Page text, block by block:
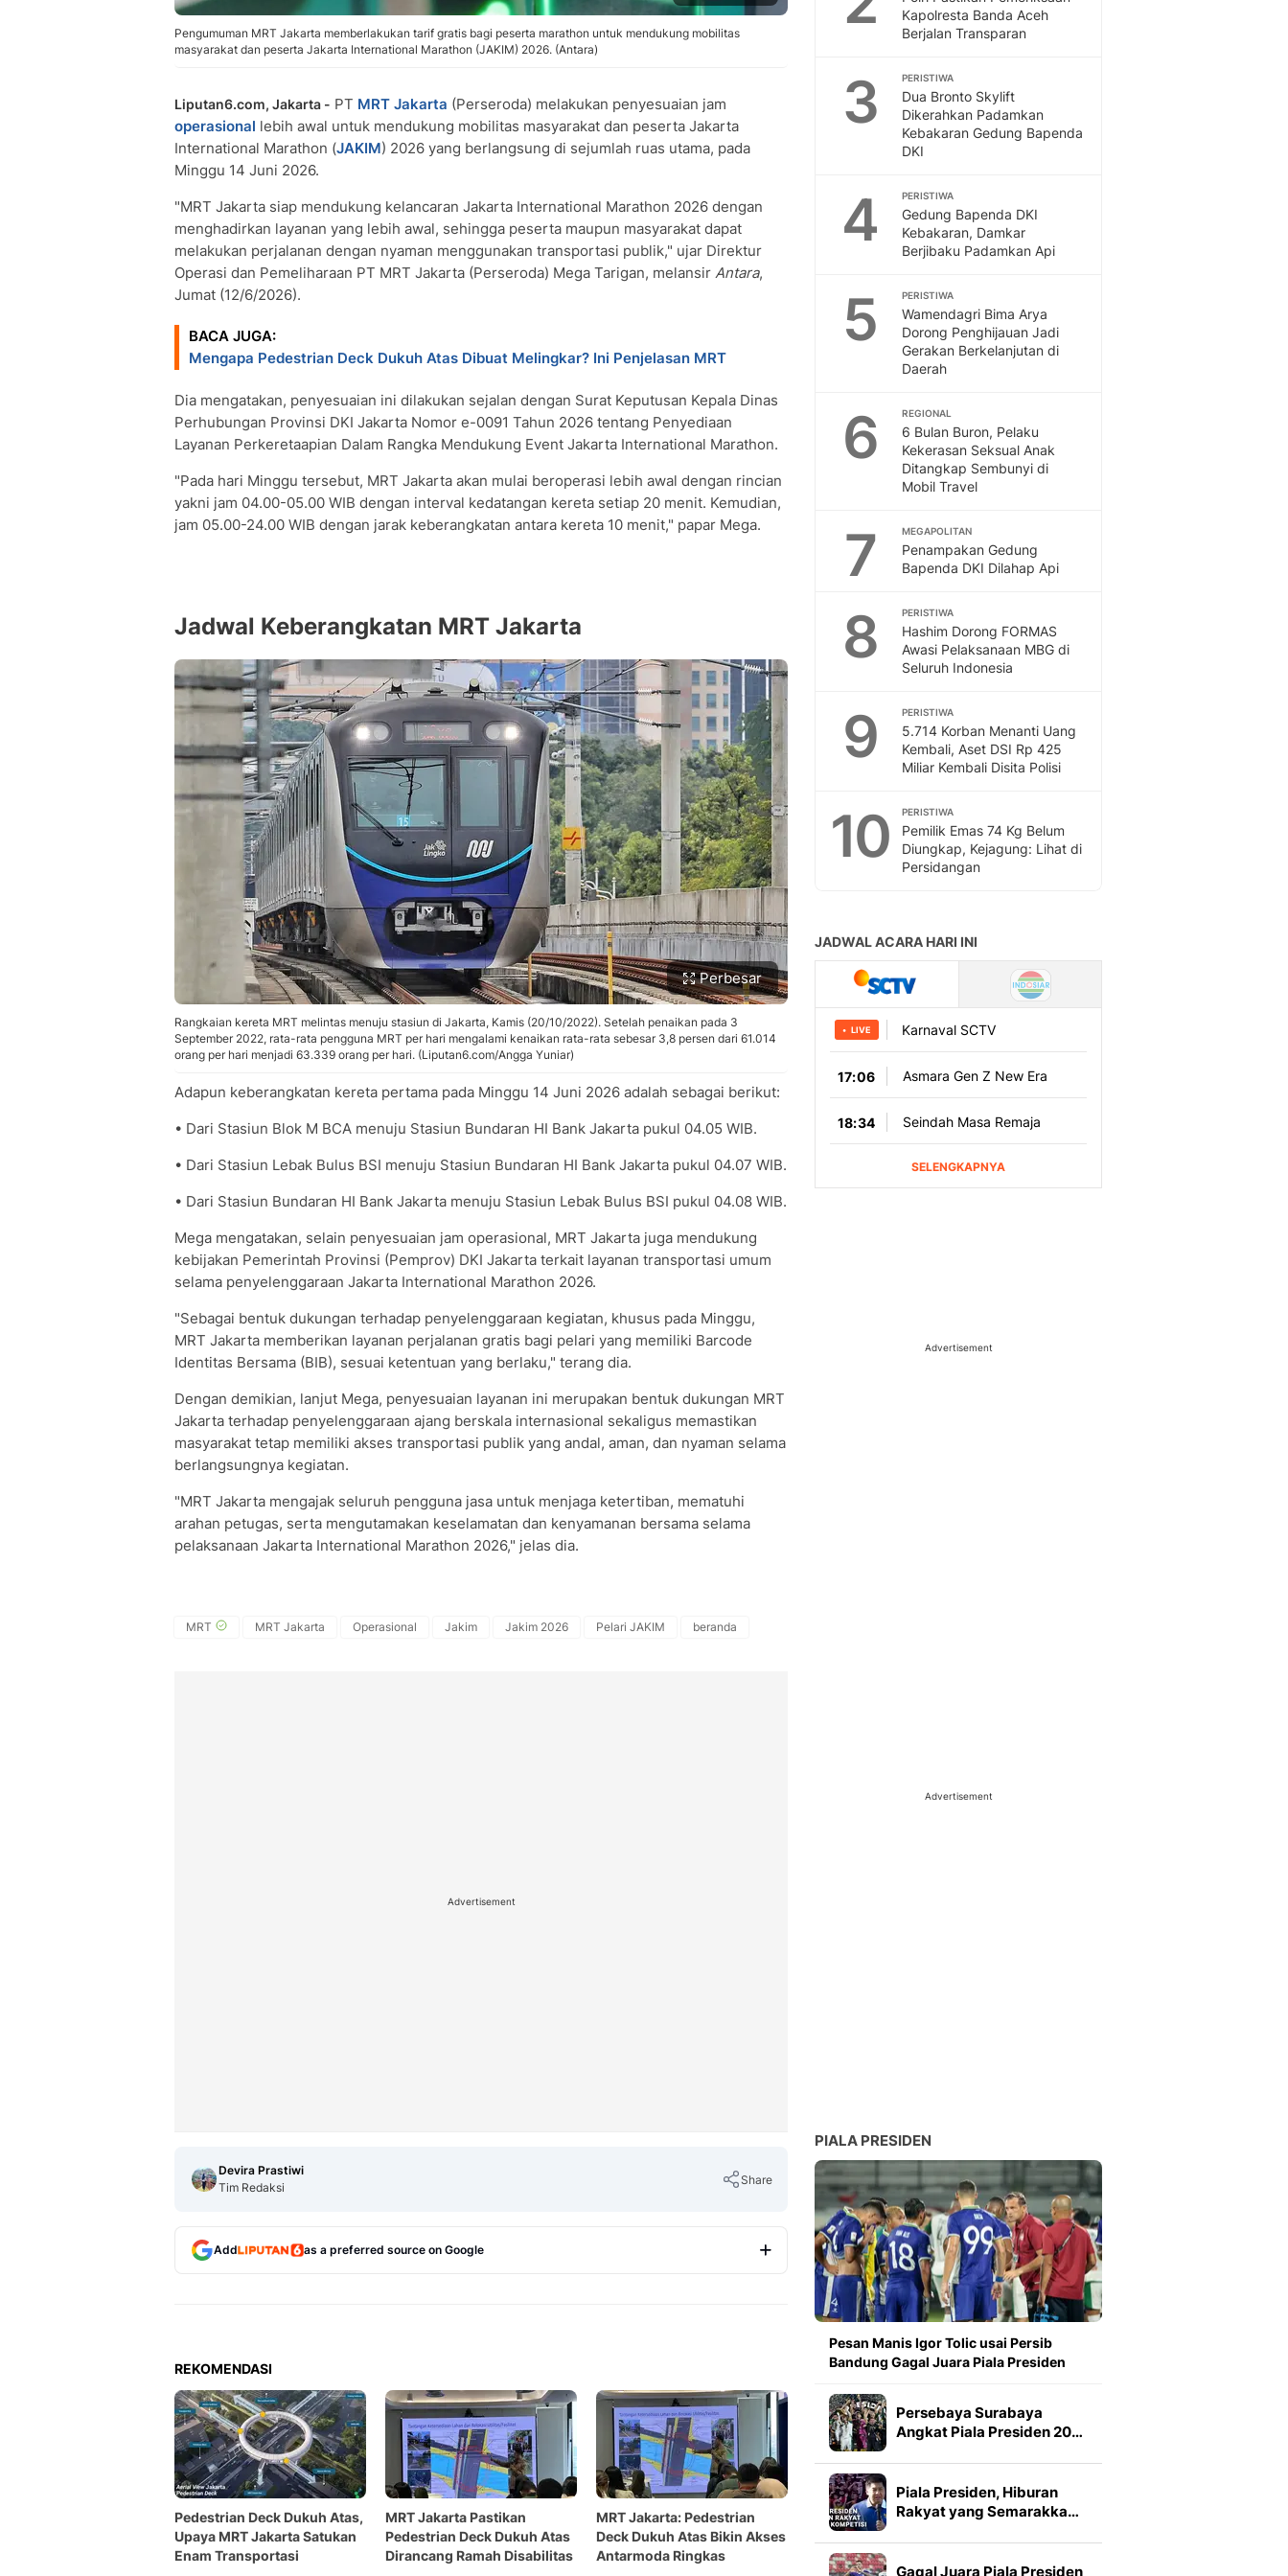
Pengumuman MRT Jakarta memberlakukan tarif gratis bagi peserta marathon untuk mendukung mobilitas
masyarakat dan peserta Jakarta International Marathon (JAKIM) 2026. (Antara)
Liputan6.com, Jakarta - PT MRT Jakarta (Perseroda) melakukan penyesuaian jam
operasional lebih awal untuk mendukung mobilitas masyarakat dan peserta Jakarta
International Marathon (JAKIM) 2026 yang berlangsung di sejumlah ruas utama, pada
Minggu 14 Juni 2026.
"MRT Jakarta siap mendukung kelancaran Jakarta International Marathon 2026 dengan
menghadirkan layanan yang lebih awal, sehingga peserta maupun masyarakat dapat
melakukan perjalanan dengan nyaman menggunakan transportasi publik," ujar Direktur
Operasi dan Pemeliharaan PT MRT Jakarta (Perseroda) Mega Tarigan, melansir Antara,
Jumat (12/6/2026).
BACA JUGA:
Mengapa Pedestrian Deck Dukuh Atas Dibuat Melingkar? Ini Penjelasan MRT
Dia mengatakan, penyesuaian ini dilakukan sejalan dengan Surat Keputusan Kepala Dinas
Perhubungan Provinsi DKI Jakarta Nomor e-0091 Tahun 2026 tentang Penyediaan
Layanan Perkeretaapian Dalam Rangka Mendukung Event Jakarta International Marathon.
"Pada hari Minggu tersebut, MRT Jakarta akan mulai beroperasi lebih awal dengan rincian
yakni jam 04.00-05.00 WIB dengan interval kedatangan kereta setiap 20 menit. Kemudian,
jam 05.00-24.00 WIB dengan jarak keberangkatan antara kereta 10 menit," papar Mega.
Jadwal Keberangkatan MRT Jakarta
Perbesar
Rangkaian kereta MRT melintas menuju stasiun di Jakarta, Kamis (20/10/2022). Setelah penaikan pada 3
September 2022, rata-rata pengguna MRT per hari mengalami kenaikan rata-rata sebesar 3,8 persen dari 61.014
orang per hari menjadi 63.339 orang per hari. (Liputan6.com/Angga Yuniar)
Adapun keberangkatan kereta pertama pada Minggu 14 Juni 2026 adalah sebagai berikut:
• Dari Stasiun Blok M BCA menuju Stasiun Bundaran HI Bank Jakarta pukul 04.05 WIB.
• Dari Stasiun Lebak Bulus BSI menuju Stasiun Bundaran HI Bank Jakarta pukul 04.07 WIB.
• Dari Stasiun Bundaran HI Bank Jakarta menuju Stasiun Lebak Bulus BSI pukul 04.08 WIB.
Mega mengatakan, selain penyesuaian jam operasional, MRT Jakarta juga mendukung
kebijakan Pemerintah Provinsi (Pemprov) DKI Jakarta terkait layanan transportasi umum
selama penyelenggaraan Jakarta International Marathon 2026.
"Sebagai bentuk dukungan terhadap penyelenggaraan kegiatan, khusus pada Minggu,
MRT Jakarta memberikan layanan perjalanan gratis bagi pelari yang memiliki Barcode
Identitas Bersama (BIB), sesuai ketentuan yang berlaku," terang dia.
Dengan demikian, lanjut Mega, penyesuaian layanan ini merupakan bentuk dukungan MRT
Jakarta terhadap penyelenggaraan ajang berskala internasional sekaligus memastikan
masyarakat tetap memiliki akses transportasi publik yang andal, aman, dan nyaman selama
berlangsungnya kegiatan.
"MRT Jakarta mengajak seluruh pengguna jasa untuk menjaga ketertiban, mematuhi
arahan petugas, serta mengutamakan keselamatan dan kenyamanan bersama selama
pelaksanaan Jakarta International Marathon 2026," jelas dia.
MRT MRT Jakarta Operasional Jakim Jakim 2026 Pelari JAKIM beranda
Advertisement
Devira Prastiwi
Tim Redaksi
Share
Add as a preferred source on Google
REKOMENDASI
Pedestrian Deck Dukuh Atas,
Upaya MRT Jakarta Satukan
Enam Transportasi
MRT Jakarta Pastikan
Pedestrian Deck Dukuh Atas
Dirancang Ramah Disabilitas
MRT Jakarta: Pedestrian
Deck Dukuh Atas Bikin Akses
Antarmoda Ringkas
Kapolresta Banda Aceh
Berjalan Transparan
3 PERISTIWA
Dua Bronto Skylift
Dikerahkan Padamkan
Kebakaran Gedung Bapenda
DKI
4 PERISTIWA
Gedung Bapenda DKI
Kebakaran, Damkar
Berjibaku Padamkan Api
5 PERISTIWA
Wamendagri Bima Arya
Dorong Penghijauan Jadi
Gerakan Berkelanjutan di
Daerah
6 REGIONAL
6 Bulan Buron, Pelaku
Kekerasan Seksual Anak
Ditangkap Sembunyi di
Mobil Travel
7 MEGAPOLITAN
Penampakan Gedung
Bapenda DKI Dilahap Api
8 PERISTIWA
Hashim Dorong FORMAS
Awasi Pelaksanaan MBG di
Seluruh Indonesia
9 PERISTIWA
5.714 Korban Menanti Uang
Kembali, Aset DSI Rp 425
Miliar Kembali Disita Polisi
10 PERISTIWA
Pemilik Emas 74 Kg Belum
Diungkap, Kejagung: Lihat di
Persidangan
Advertisement
Advertisement
PIALA PRESIDEN
Pesan Manis Igor Tolic usai Persib
Bandung Gagal Juara Piala Presiden
Persebaya Surabaya
Angkat Piala Presiden 20…
Piala Presiden, Hiburan
Rakyat yang Semarakka…
Gagal Juara Piala Presiden